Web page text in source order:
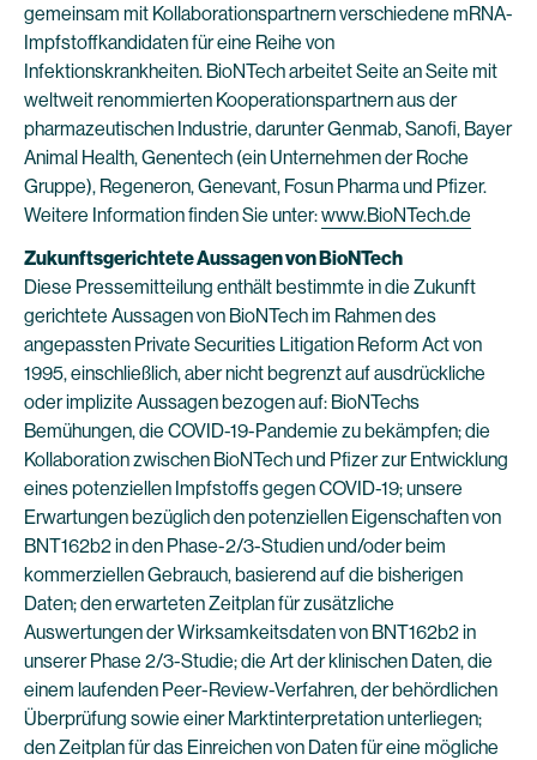
gemeinsam mit Kollaborationspartnern verschiedene mRNA-
Impfstoffkandidaten für eine Reihe von
Infektionskrankheiten. BioNTech arbeitet Seite an Seite mit
weltweit renommierten Kooperationspartnern aus der
pharmazeutischen Industrie, darunter Genmab, Sanofi, Bayer
Animal Health, Genentech (ein Unternehmen der Roche
Gruppe), Regeneron, Genevant, Fosun Pharma und Pfizer.
Weitere Information finden Sie unter:www.BioNTech.de
Zukunftsgerichtete Aussagen von BioNTech
Diese Pressemitteilung enthält bestimmte in die Zukunft
gerichtete Aussagen von BioNTech im Rahmen des
angepassten Private Securities Litigation Reform Act von
1995, einschließlich, aber nicht begrenzt auf ausdrückliche
oder implizite Aussagen bezogen auf: BioNTechs
Bemühungen, die COVID-19-Pandemie zu bekämpfen; die
Kollaboration zwischen BioNTech und Pfizer zur Entwicklung
eines potenziellen Impfstoffs gegen COVID-19; unsere
Erwartungen bezüglich den potenziellen Eigenschaften von
BNT162b2 in den Phase-2/3-Studien und/oder beim
kommerziellen Gebrauch, basierend auf die bisherigen
Daten; den erwarteten Zeitplan für zusätzliche
Auswertungen der Wirksamkeitsdaten von BNT162b2 in
unserer Phase 2/3-Studie; die Art der klinischen Daten, die
einem laufenden Peer-Review-Verfahren, der behördlichen
Überprüfung sowie einer Marktinterpretation unterliegen;
den Zeitplan für das Einreichen von Daten für eine mögliche